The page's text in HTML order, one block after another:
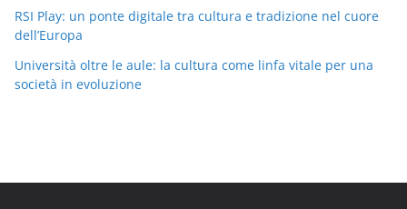
RSI Play: un ponte digitale tra cultura e tradizione nel cuore
dell’Europa
Università oltre le aule: la cultura come linfa vitale per una
società in evoluzione